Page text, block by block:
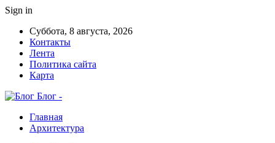
Sign in
Суббота, 8 августа, 2026
Контакты
Лента
Политика сайта
Карта
Блог -
Главная
Архитектура